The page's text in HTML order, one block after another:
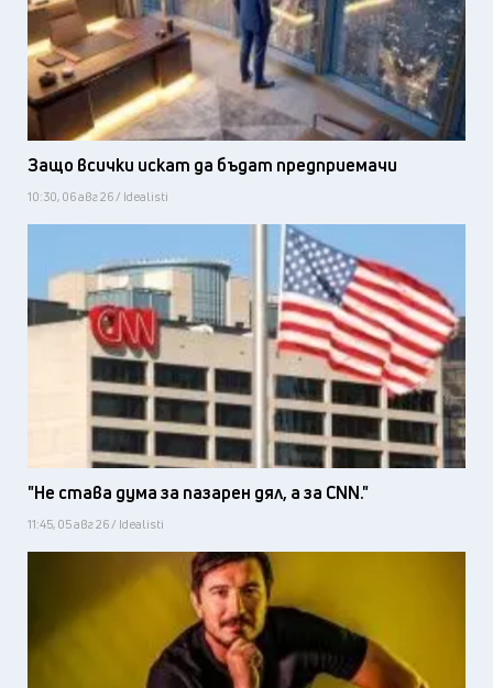
Защо всички искат да бъдат предприемачи
10:30, 06 авг 26 / Idealisti
"Не става дума за пазарен дял, а за CNN."
11:45, 05 авг 26 / Idealisti